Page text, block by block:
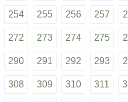
254 255 256 257
272 273 274 275
290 291 292 293
308 309 310 311